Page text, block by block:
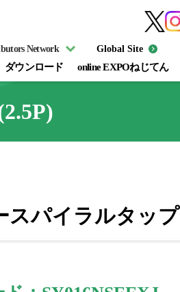
ダウンロード online EXPOねじてん
Network Global Site
パイラルタップ